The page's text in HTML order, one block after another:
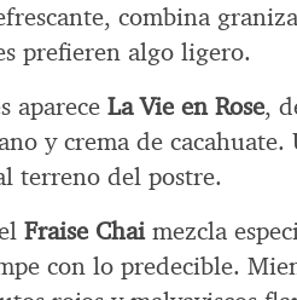
combina
prefieren algo ligero.
apareceLa Vie en Rose,
y crema de cacahuate.
terreno del postre.
Fraise Chaimezcla
con lo predecible.